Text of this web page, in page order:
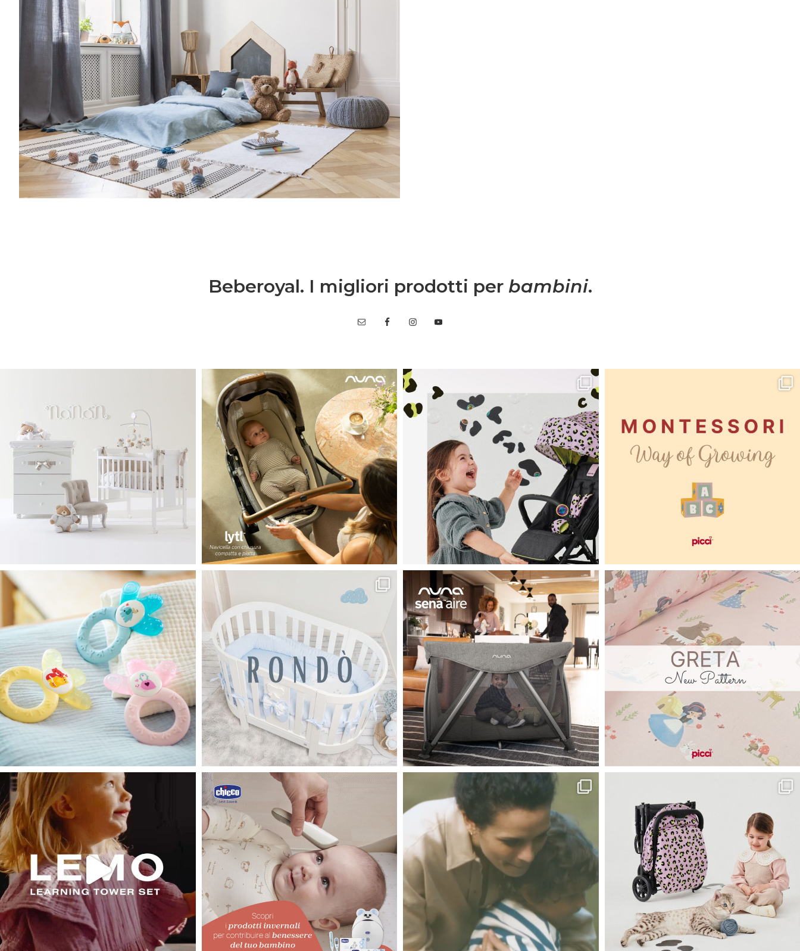
famiglia, grazie a spunti su genitorialità, crescita, cucina,
creatività, vita lavorativa. Entra anche tu nel mondo delle Royal
Families: la nostra community è grandissima e speciale.Una volta
al mese riceverai consigli per rendere più semplice
l’organizzazione della tua famiglia, grazie a spunti su genitorialità,
crescita, cucina, creatività, vita lavorativa.Entra anche tu nel
mondo delle Royal Families: la nostra community è grandissima
e speciale.Una volta al mese riceverai consigli per rendere più
semplice l’organizzazione della tua famiglia, grazie a spunti su
genitorialità, crescita, cucina, creatività, vita lavorativa.
Beberoyal. I migliori prodotti per bambini.